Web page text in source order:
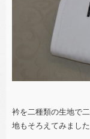
衿を二種類の生地で
地もそろえてみました